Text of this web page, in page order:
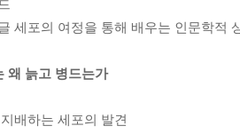
세포의 여정을 통해 배우는 인문학적
왜 늙고 병드는가
배하는 세포의 발견